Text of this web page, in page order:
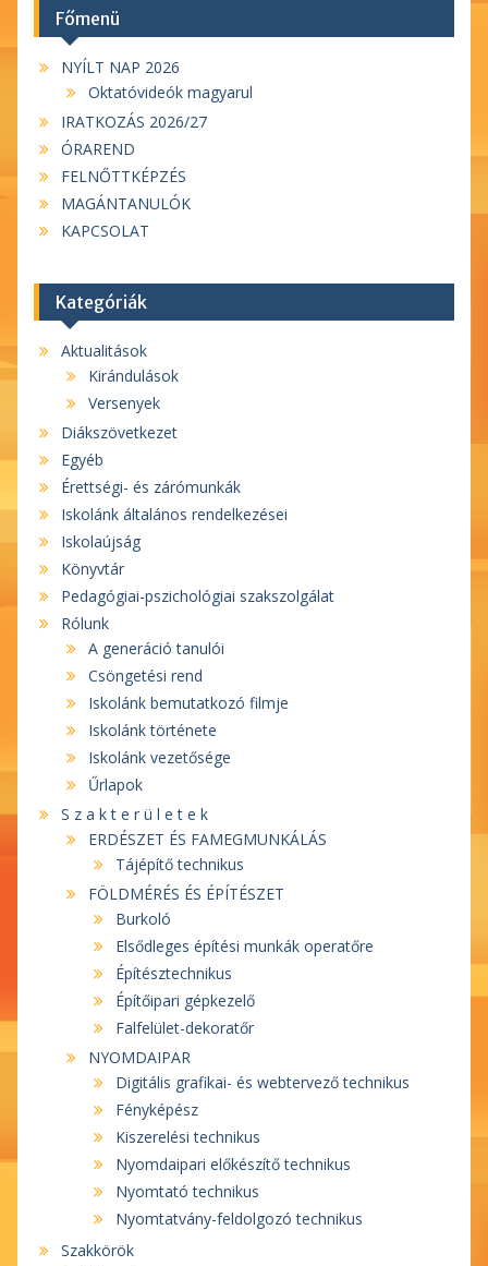
Főmenü
NYÍLT NAP 2026
Oktatóvideók magyarul
IRATKOZÁS 2026/27
ÓRAREND
FELNŐTTKÉPZÉS
MAGÁNTANULÓK
KAPCSOLAT
Kategóriák
Aktualitások
Kirándulások
Versenyek
Diákszövetkezet
Egyéb
Érettségi- és zárómunkák
Iskolánk általános rendelkezései
Iskolaújság
Könyvtár
Pedagógiai-pszichológiai szakszolgálat
Rólunk
A generáció tanulói
Csöngetési rend
Iskolánk bemutatkozó filmje
Iskolánk története
Iskolánk vezetősége
Űrlapok
S z a k t e r ü l e t e k
ERDÉSZET ÉS FAMEGMUNKÁLÁS
Tájépítő technikus
FÖLDMÉRÉS ÉS ÉPÍTÉSZET
Burkoló
Elsődleges építési munkák operatőre
Építésztechnikus
Építőipari gépkezelő
Falfelület-dekoratőr
NYOMDAIPAR
Digitális grafikai- és webtervező technikus
Fényképész
Kiszerelési technikus
Nyomdaipari előkészítő technikus
Nyomtató technikus
Nyomtatvány-feldolgozó technikus
Szakkörök